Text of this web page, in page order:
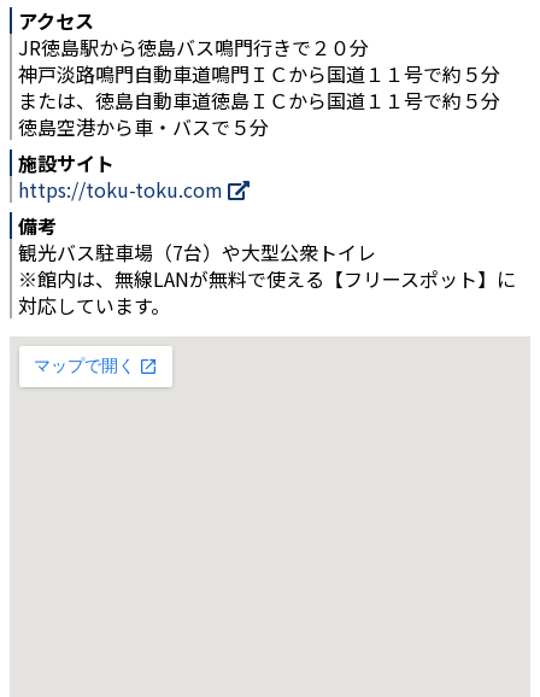
アクセス
JR徳島駅から徳島バス鳴門行きで２０分
神戸淡路鳴門自動車道鳴門ＩＣから国道１１号で約５分
または、徳島自動車道徳島ＩＣから国道１１号で約５分
徳島空港から車・バスで５分
施設サイト
https://toku-toku.com
備考
観光バス駐車場（7台）や大型公衆トイレ
※館内は、無線LANが無料で使える【フリースポット】に
対応しています。